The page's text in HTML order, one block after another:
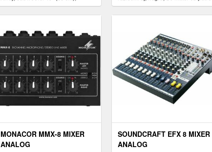
difuzor 8 X 4" (8 X 10 cm)
canale, 2 x bluetooth, USB, SD, AUX,
funcție de înregistrare
MONACOR MMX-8 MIXER
ANALOG
SOUNDCRAFT EFX 8 MIXER
ANALOG